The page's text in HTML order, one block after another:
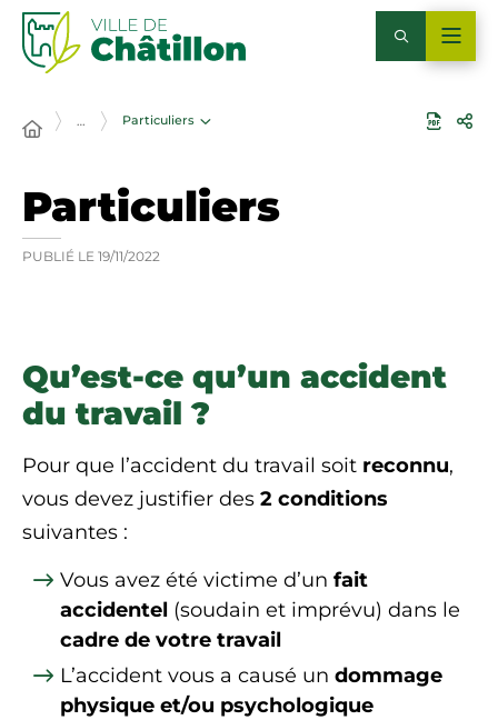
… Particuliers
Particuliers
PUBLIÉ LE 19/11/2022
Qu’est-ce qu’un accident
du travail ?
Pour que l’accident du travail soit reconnu,
vous devez justifier des 2 conditions
suivantes :
Vous avez été victime d’un fait
accidentel (soudain et imprévu) dans le
cadre de votre travail
L’accident vous a causé un dommage
physique et/ou psychologique